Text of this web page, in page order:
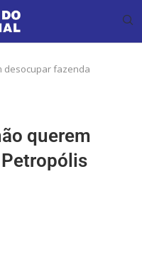
desocupar fazenda
querem